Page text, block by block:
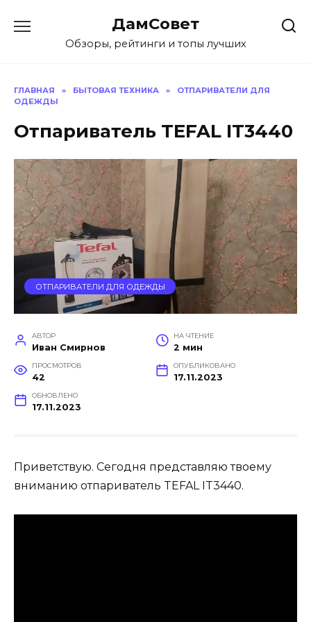
содержанию
ДамСовет
Обзоры, рейтинги и топы лучших
ГЛАВНАЯ » БЫТОВАЯ ТЕХНИКА »
ОТПАРИВАТЕЛИ ДЛЯ
ОДЕЖДЫ
Отпариватель TEFAL IT3440
ОТПАРИВАТЕЛИ ДЛЯ ОДЕЖДЫ
АВТОР
Иван Смирнов
НА ЧТЕНИЕ
2 мин
ПРОСМОТРОВ
42
ОПУБЛИКОВАНО
17.11.2023
ОБНОВЛЕНО
17.11.2023
Приветствую. Сегодня представляю твоему
вниманию отпариватель TEFAL IT3440.